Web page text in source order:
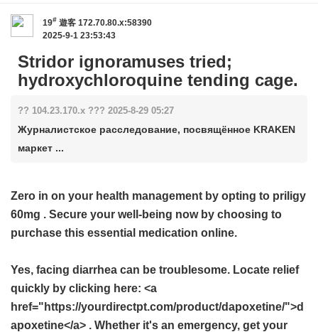
19# 遊客 172.70.80.x:58390
2025-9-1 23:53:43
Stridor ignoramuses tried;
hydroxychloroquine tending cage.
?? 104.23.170.x ??? 2025-8-29 05:27
Журналистское расследование, посвящённое KRAKEN
маркет ...
Zero in on your health management by opting to priligy
60mg . Secure your well-being now by choosing to
purchase this essential medication online.
Yes, facing diarrhea can be troublesome. Locate relief
quickly by clicking here: <a
href="https://yourdirectpt.com/product/dapoxetine/">d
apoxetine</a> . Whether it's an emergency, get your